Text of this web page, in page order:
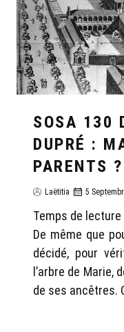
SOSA 130
DUPRÉ :
PARENTS ?
Laëtitia 5
Temps de lecture
De même que
décidé, pour
l’arbre de Marie,
de ses ancêtres.